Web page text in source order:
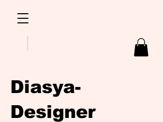
Diasya-
Designer